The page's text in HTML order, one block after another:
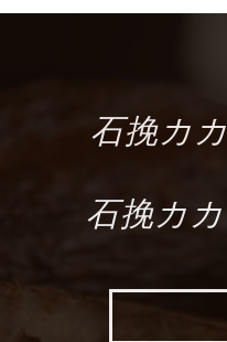
石挽カ
石挽カ